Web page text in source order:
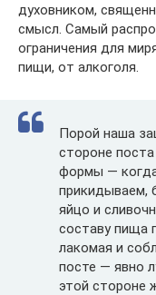
духовником,
смысл. Самый
ограничения для
пищи, от алкоголя.
Порой наша
стороне
формы —
прикидываем,
яйцо и
составу пища
лакомая и
посте — явно
этой стороне